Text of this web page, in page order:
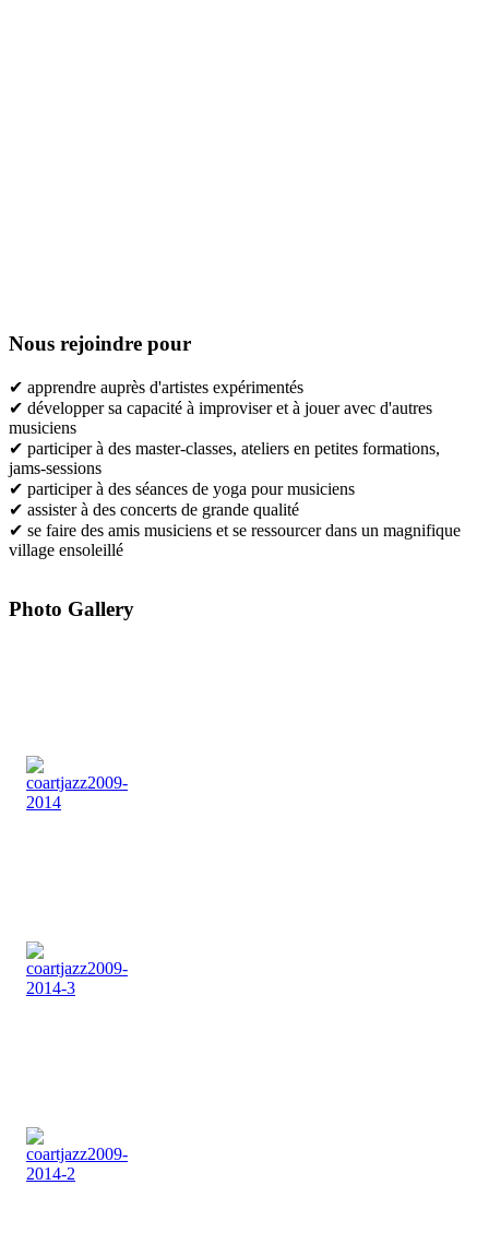
Nous rejoindre pour
✔ apprendre auprès d'artistes expérimentés
✔ développer sa capacité à improviser et à jouer avec d'autres
musiciens
✔ participer à des master-classes, ateliers en petites formations,
jams-sessions
✔ participer à des séances de yoga pour musiciens
✔ assister à des concerts de grande qualité
✔ se faire des amis musiciens et se ressourcer dans un magnifique
village ensoleillé
Photo Gallery